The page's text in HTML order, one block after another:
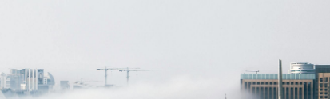
법률 블로그
법률서식